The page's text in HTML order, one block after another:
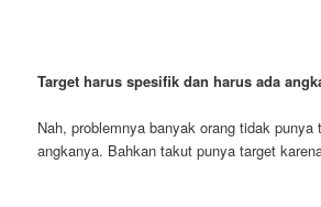
Target harus spesifik dan harus ada
Nah, problemnya banyak orang tidak punya
angkanya. Bahkan takut punya target